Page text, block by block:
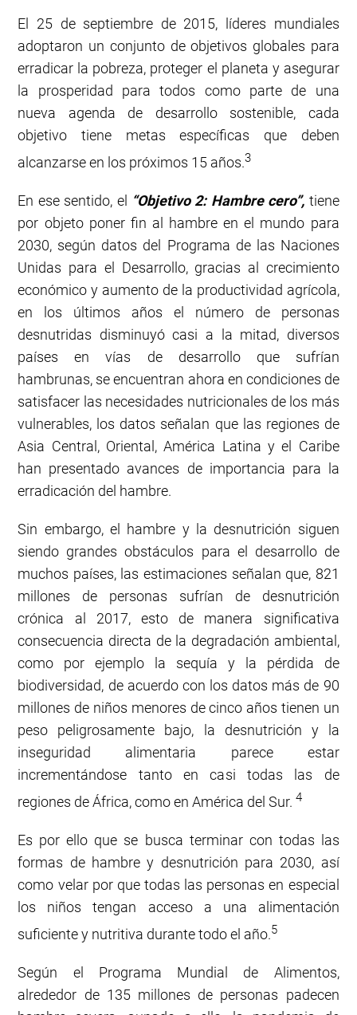
El 25 de septiembre de 2015, líderes mundiales
adoptaron un conjunto de objetivos globales para
erradicar la pobreza, proteger el planeta y asegurar
la prosperidad para todos como parte de una
nueva agenda de desarrollo sostenible, cada
objetivo tiene metas específicas que deben
alcanzarse en los próximos 15 años.3
En ese sentido, el “Objetivo 2: Hambre cero”, tiene
por objeto poner fin al hambre en el mundo para
2030, según datos del Programa de las Naciones
Unidas para el Desarrollo, gracias al crecimiento
económico y aumento de la productividad agrícola,
en los últimos años el número de personas
desnutridas disminuyó casi a la mitad, diversos
países en vías de desarrollo que sufrían
hambrunas, se encuentran ahora en condiciones de
satisfacer las necesidades nutricionales de los más
vulnerables, los datos señalan que las regiones de
Asia Central, Oriental, América Latina y el Caribe
han presentado avances de importancia para la
erradicación del hambre.
Sin embargo, el hambre y la desnutrición siguen
siendo grandes obstáculos para el desarrollo de
muchos países, las estimaciones señalan que, 821
millones de personas sufrían de desnutrición
crónica al 2017, esto de manera significativa
consecuencia directa de la degradación ambiental,
como por ejemplo la sequía y la pérdida de
biodiversidad, de acuerdo con los datos más de 90
millones de niños menores de cinco años tienen un
peso peligrosamente bajo, la desnutrición y la
inseguridad alimentaria parece estar
incrementándose tanto en casi todas las de
regiones de África, como en América del Sur.4
Es por ello que se busca terminar con todas las
formas de hambre y desnutrición para 2030, así
como velar por que todas las personas en especial
los niños tengan acceso a una alimentación
suficiente y nutritiva durante todo el año.5
Según el Programa Mundial de Alimentos,
alrededor de 135 millones de personas padecen